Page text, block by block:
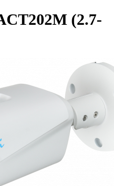
(2.7-